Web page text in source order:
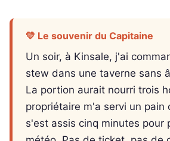
💛 Le souvenir du Capitaine
Un soir, à Kinsale, j'ai
stew dans une taverne sans
La portion aurait nourri trois
propriétaire m'a servi un pain
s'est assis cinq minutes pour